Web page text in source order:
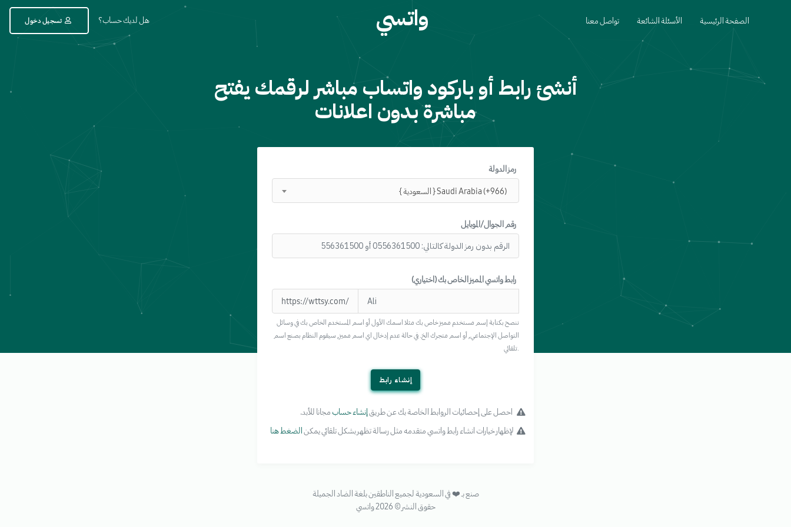
الصفحة الرئيسية الأسئلة الشائعة تواصل معنا واتسي هل لديك حساب؟ تسجيل دخول
أنشئ رابط أو باركود واتساب مباشر لرقمك يفتح
مباشرة بدون اعلانات
رمز الدولة
{ السعودية } Saudi Arabia (+966)
رقم الجوال/الموبايل
رابط واتسي المميز الخاص بك (اختياري)
https://wttsy.com/
ننصح بكتابة إسم مستخدم مميز خاص بك مثلا اسمك الأول أو اسم المستخدم الخاص بك في وسائل
التواصل الإجتماعي, أو اسم متجرك الخ. في حالة عدم إدخال اي اسم مميز, سيقوم النظام بصنع اسم
تلقائي.
إنشاء رابط
احصل على إحصائيات الروابط الخاصة بك عن طريقإنشاء حسابمجانا للأبد.
لإظهار خيارات انشاء رابط واتسي متقدمه مثل رسالة تظهر بشكل تلقائي يمكنالضغط هنا
صنع بـ ❤️ في السعودية لجميع الناطقين بلغة الضاد الجميلة
حقوق النشر © 2026 واتسي